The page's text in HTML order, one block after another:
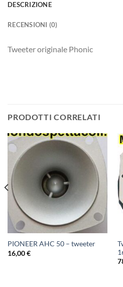
DESCRIZIONE
RECENSIONI (0)
Tweeter originale Phonic
PRODOTTI CORRELATI
PIONEER AHC 50 – tweeter
16,00€